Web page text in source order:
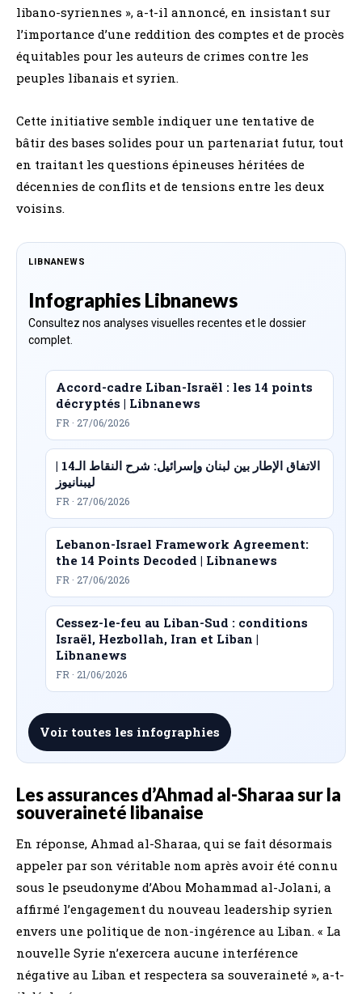
libano-syriennes », a-t-il annoncé, en insistant sur
l’importance d’une reddition des comptes et de procès
équitables pour les auteurs de crimes contre les
peuples libanais et syrien.
Cette initiative semble indiquer une tentative de
bâtir des bases solides pour un partenariat futur, tout
en traitant les questions épineuses héritées de
décennies de conflits et de tensions entre les deux
voisins.
LIBNANEWS
Infographies Libnanews
Consultez nos analyses visuelles recentes et le dossier
complet.
Accord-cadre Liban-Israël : les 14 points
décryptés | Libnanews
FR · 27/06/2026
الاتفاق الإطار بين لبنان وإسرائيل: شرح النقاط الـ14 |
ليبنانيوز
FR · 27/06/2026
Lebanon-Israel Framework Agreement:
the 14 Points Decoded | Libnanews
FR · 27/06/2026
Cessez-le-feu au Liban-Sud : conditions
Israël, Hezbollah, Iran et Liban |
Libnanews
FR · 21/06/2026
Voir toutes les infographies
Les assurances d’Ahmad al-Sharaa sur la
souveraineté libanaise
En réponse, Ahmad al-Sharaa, qui se fait désormais
appeler par son véritable nom après avoir été connu
sous le pseudonyme d’Abou Mohammad al-Jolani, a
affirmé l’engagement du nouveau leadership syrien
envers une politique de non-ingérence au Liban. « La
nouvelle Syrie n’exercera aucune interférence
négative au Liban et respectera sa souveraineté », a-t-